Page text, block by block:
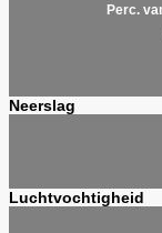
Perc.
Neerslag
Luchtvochtigheid